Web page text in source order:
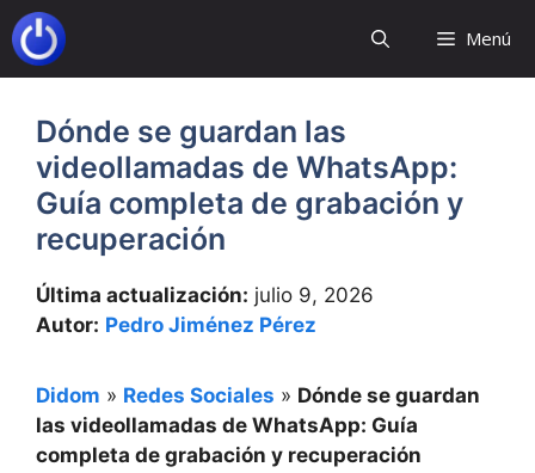
Saltar
al
contenido
Menú
Dónde se guardan las
videollamadas de WhatsApp:
Guía completa de grabación y
recuperación
Última actualización: julio 9, 2026
Autor: Pedro Jiménez Pérez
Didom » Redes Sociales » Dónde se guardan
las videollamadas de WhatsApp: Guía
completa de grabación y recuperación